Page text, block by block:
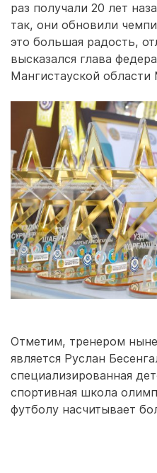
раз получали 20 лет
так, они обновили
это большая радость,
высказался глава
Мангистауской области
Отметим, тренером
является Руслан
специализированная
спортивная школа
футболу насчитывает